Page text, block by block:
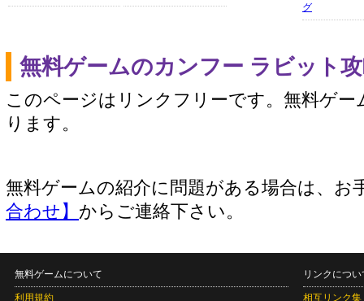
グ
無料ゲームのカンフー ラビット
このページはリンクフリーです。無料ゲー
ります。
無料ゲームの紹介に問題がある場合は、お
合わせ】 からご連絡下さい。
無料ゲームについて
利用規約
リンクについ
相互リンク集